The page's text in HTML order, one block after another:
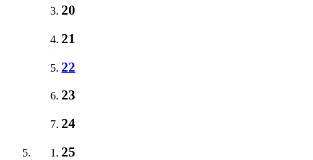
20
21
22
23
24
25